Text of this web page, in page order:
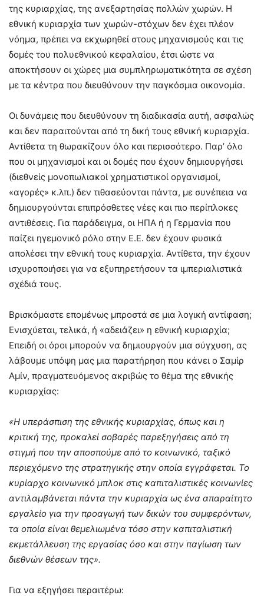
της κυριαρχίας, της ανεξαρτησίας πολλών χωρών. Η
εθνική κυριαρχία των χωρών-στόχων δεν έχει πλέον
νόημα, πρέπει να εκχωρηθεί στους μηχανισμούς και τις
δομές του πολυεθνικού κεφαλαίου, έτσι ώστε να
αποκτήσουν οι χώρες μια συμπληρωματικότητα σε σχέση
με τα κέντρα που διευθύνουν την παγκόσμια οικονομία.
Οι δυνάμεις που διευθύνουν τη διαδικασία αυτή, ασφαλώς
και δεν παραιτούνται από τη δική τους εθνική κυριαρχία.
Αντίθετα τη θωρακίζουν όλο και περισσότερο. Παρ’ όλο
που οι μηχανισμοί και οι δομές που έχουν δημιουργήσει
(διεθνείς μονοπωλιακοί χρηματιστικοί οργανισμοί,
«αγορές» κ.λπ.) δεν τιθασεύονται πάντα, με συνέπεια να
δημιουργούνται επιπρόσθετες νέες και πιο περίπλοκες
αντιθέσεις. Για παράδειγμα, οι ΗΠΑ ή η Γερμανία που
παίζει ηγεμονικό ρόλο στην Ε.Ε. δεν έχουν φυσικά
απολέσει την εθνική τους κυριαρχία. Αντίθετα, την έχουν
ισχυροποιήσει για να εξυπηρετήσουν τα ιμπεριαλιστικά
σχέδιά τους.
Βρισκόμαστε επομένως μπροστά σε μια λογική αντίφαση;
Ενισχύεται, τελικά, ή «αδειάζει» η εθνική κυριαρχία;
Επειδή οι όροι μπορούν να δημιουργούν μια σύγχυση, ας
λάβουμε υπόψη μας μια παρατήρηση που κάνει ο Σαμίρ
Αμίν, πραγματευόμενος ακριβώς το θέμα της εθνικής
κυριαρχίας:
«Η υπεράσπιση της εθνικής κυριαρχίας, όπως και η
κριτική της, προκαλεί σοβαρές παρεξηγήσεις από τη
στιγμή που την αποσπούμε από το κοινωνικό, ταξικό
περιεχόμενο της στρατηγικής στην οποία εγγράφεται. Το
κυρίαρχο κοινωνικό μπλοκ στις καπιταλιστικές κοινωνίες
αντιλαμβάνεται πάντα την κυριαρχία ως ένα απαραίτητο
εργαλείο για την προαγωγή των δικών του συμφερόντων,
τα οποία είναι θεμελιωμένα τόσο στην καπιταλιστική
εκμετάλλευση της εργασίας όσο και στην παγίωση των
διεθνών θέσεων της».
Για να εξηγήσει περαιτέρω: